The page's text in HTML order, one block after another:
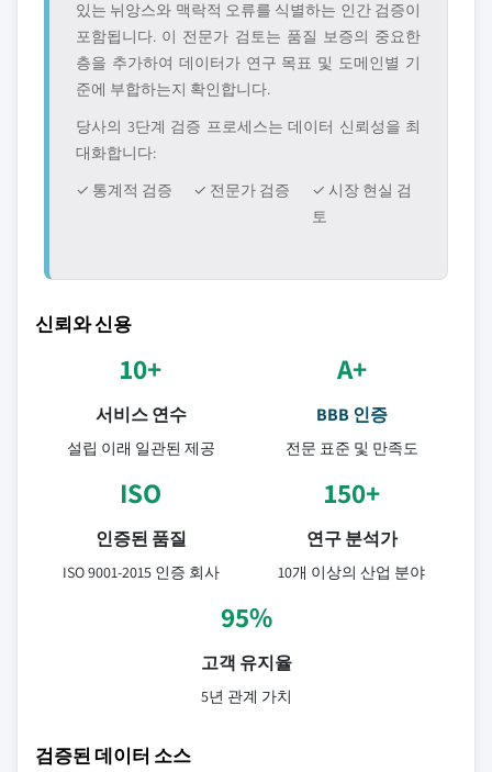
있는 뉘앙스와 맥락적 오류를 식별하는 인간 검증이
포함됩니다. 이 전문가 검토는 품질 보증의 중요한
층을 추가하여 데이터가 연구 목표 및 도메인별 기
준에 부합하는지 확인합니다.
당사의 3단계 검증 프로세스는 데이터 신뢰성을 최
대화합니다:
✓ 통계적 검증
✓ 전문가 검증
✓ 시장 현실 검
토
신뢰와 신용
10+
서비스 연수
설립 이래 일관된 제공
A+
BBB 인증
전문 표준 및 만족도
ISO
인증된 품질
ISO 9001-2015 인증 회사
150+
연구 분석가
10개 이상의 산업 분야
95%
고객 유지율
5년 관계 가치
검증된 데이터 소스